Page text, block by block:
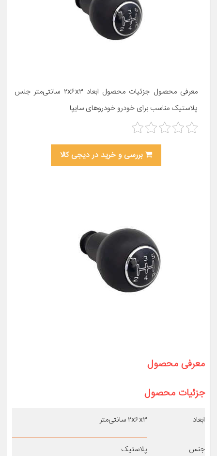
معرفی محصول جزئیات محصول ابعاد ۲x۶x۳ سانتی‌متر جنس
پلاستیک مناسب برای خودرو خودروهای سایپا
بررسی و خرید در دیجی کالا
معرفی محصول
جزئیات محصول
ابعاد ۲x۶x۳ سانتی‌متر
جنس پلاستیک